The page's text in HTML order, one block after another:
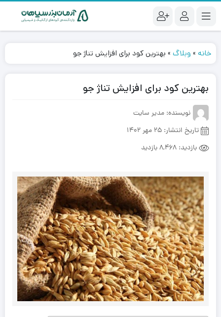
خانه » وبلاگ » بهترین کود برای افزایش تناژ جو
بهترین کود برای افزایش تناژ جو
نویسنده: مدیر سایت
تاریخ انتشار: 25 مهر 1402
بازدید: 8,468 بازدید